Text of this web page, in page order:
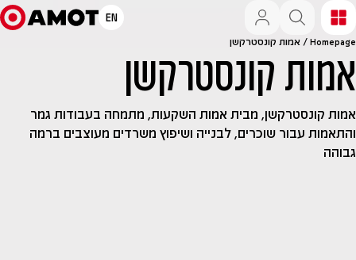
EN
Homepage
/ אמות קונסטרקשן
אמות קונסטרקשן
אמות קונסטרקשן, מבית אמות השקעות, מתמחה בעבודות גמר
והתאמות עבור שוכרים, לבנייה ושיפוץ משרדים מעוצבים ברמה
גבוהה